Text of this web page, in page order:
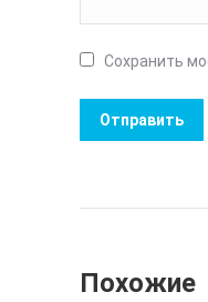
Сохранить
Похожие